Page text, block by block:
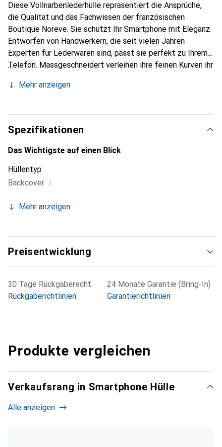
Diese Vollnarbenlederhülle repräsentiert die Ansprüche,
die Qualität und das Fachwissen der französischen
Boutique Noreve. Sie schützt Ihr Smartphone mit Eleganz.
Entworfen von Handwerkern, die seit vielen Jahren
Experten für Lederwaren sind, passt sie perfekt zu Ihrem
Telefon. Massgeschneidert verleihen ihre feinen Kurven ihr
unverzichtbaren Accessoire Ihres Smartphones.
die Marke Noreve eine sichere Wahl für eine
anspruchsvolle Kundschaft.
Mehr anzeigen
Spezifikationen
Das Wichtigste auf einen Blick
Hüllentyp
Backcover i
Mehr anzeigen
Preisentwicklung
30 Tage Rückgaberecht
Rückgaberichtlinien
24 Monate Garantie (Bring-In)
Garantierichtlinien
Produkte vergleichen
Verkaufsrang in Smartphone Hülle
Alle anzeigen